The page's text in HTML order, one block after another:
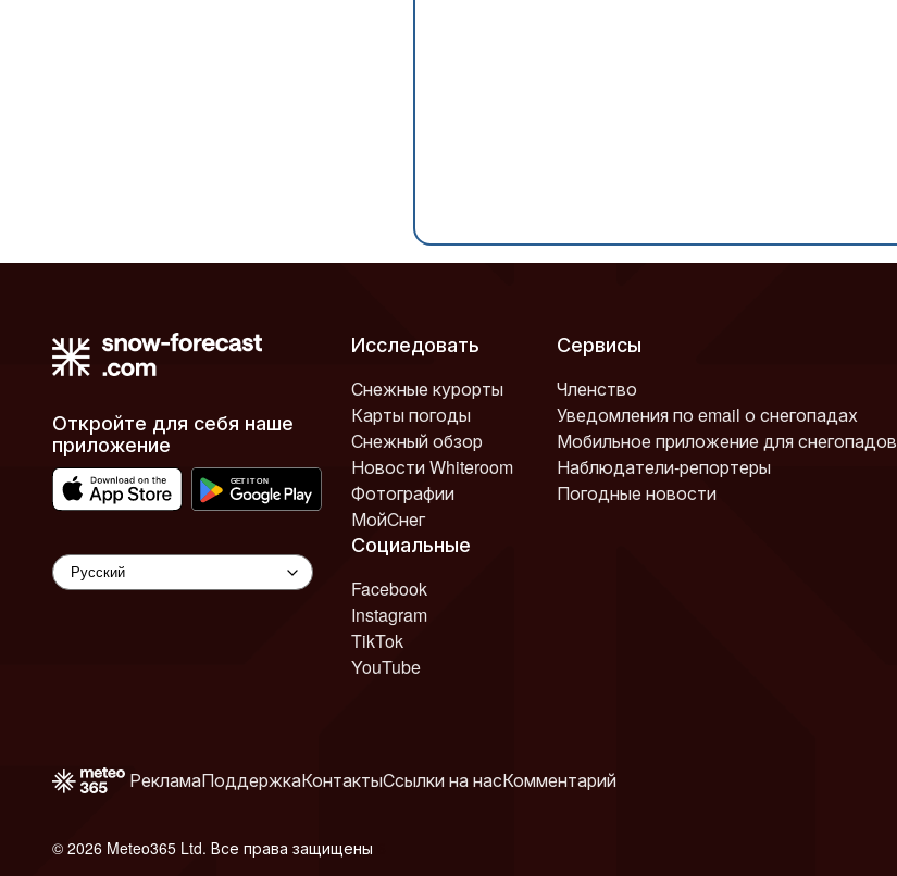
Откройте для себя наше
приложение
Исследовать
Снежные курорты
Карты погоды
Снежный обзор
Новости Whiteroom
Фотографии
МойСнег
Сервисы
Членство
Уведомления по email о снегопадах
Мобильное приложение для снегопадов
Наблюдатели-репортеры
Погодные новости
Социальные
Facebook
Instagram
TikTok
YouTube
РекламаПоддержкаКонтактыСсылки на насКомментарий
© 2026 Meteo365 Ltd. Все права защищены